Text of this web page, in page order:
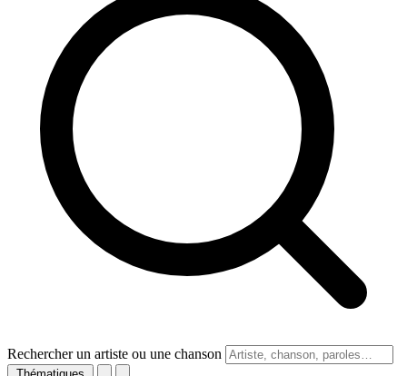
Rechercher un artiste ou une chanson